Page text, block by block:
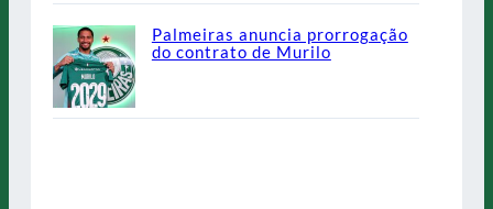
Palmeiras anuncia prorrogação
do contrato de Murilo